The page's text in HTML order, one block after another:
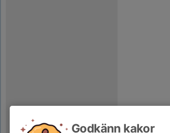
Godkänn kakor